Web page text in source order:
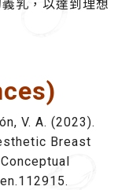
乳，以達到理想
V. A. (2023).
Breast